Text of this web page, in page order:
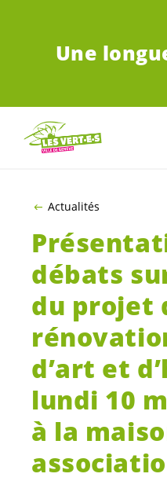
Une
Actualités
débats
du projet
d’art et
lundi 10
à la